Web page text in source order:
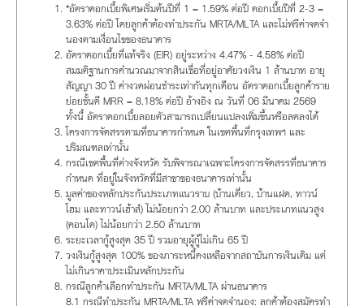
*อัตราดอกเบี้ยพิเศษเริ่มต้นปีที่ 1 = 1.59% ต่อปี ดอกเบี้ยปีที่ 2-3 =
3.63% ต่อปี โดยลูกค้าต้องทำประกัน MRTA/MLTA และไม่ฟรีค่าจดจำ
นองตามเงื่อนไขของธนาคาร
อัตราดอกเบี้ยที่แท้จริง (EIR) อยู่ระหว่าง 4.47% - 4.58% ต่อปี
สมมติฐานการคำนวณมาจากสินเชื่อที่อยู่อาศัยวงเงิน 1 ล้านบาท อายุ
สัญญา 30 ปี ค่างวดผ่อนชำระเท่ากันทุกเดือน อัตราดอกเบี้ยลูกค้าราย
ย่อยชั้นดี MRR = 8.18% ต่อปี อ้างอิง ณ วันที่ 06 มีนาคม 2569
ทั้งนี้ อัตราดอกเบี้ยลอยตัวสามารถเปลี่ยนแปลงเพิ่มขึ้นหรือลดลงได้
โครงการจัดสรรตามที่ธนาคารกำหนด ในเขตพื้นที่กรุงเทพฯ และ
ปริมณฑลเท่านั้น
กรณีเขตพื้นที่ต่างจังหวัด รับพิจารณาเฉพาะโครงการจัดสรรที่ธนาคาร
กำหนด ที่อยู่ในจังหวัดที่มีสาขาของธนาคารเท่านั้น
มูลค่าของหลักประกันประเภทแนวราบ (บ้านเดี่ยว, บ้านแฝด, ทาวน์
โฮม และทาวน์เฮ้าส์) ไม่น้อยกว่า 2.00 ล้านบาท และประเภทแนวสูง
(คอนโด) ไม่น้อยกว่า 2.50 ล้านบาท
ระยะเวลากู้สูงสุด 35 ปี รวมอายุผู้กู้ไม่เกิน 65 ปี
วงเงินกู้สูงสุด 100% ของภาระหนี้คงเหลือจากสถาบันการเงินเดิม แต่
ไม่เกินราคาประเมินหลักประกัน
กรณีลูกค้าเลือกทำประกัน MRTA/MLTA ผ่านธนาคาร
8.1 กรณีทำประกัน MRTA/MLTA ฟรีค่าจดจำนอง: ลูกค้าต้องสมัครทำ